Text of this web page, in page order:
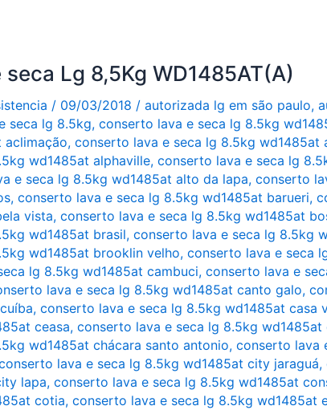
Lg 8,5Kg WD1485AT(A)
/ 09/03/2018 / autorizada lg em são paulo,
seca lg 8.5kg, conserto lava e seca lg 8.5kg
aclimação, conserto lava e seca lg 8.5kg wd1485at
wd1485at alphaville, conserto lava e seca lg
e seca lg 8.5kg wd1485at alto da lapa, conserto
, conserto lava e seca lg 8.5kg wd1485at barueri,
vista, conserto lava e seca lg 8.5kg wd1485at
wd1485at brasil, conserto lava e seca lg 8.5kg
wd1485at brooklin velho, conserto lava e seca
lg 8.5kg wd1485at cambuci, conserto lava e
lava e seca lg 8.5kg wd1485at canto galo,
, conserto lava e seca lg 8.5kg wd1485at casa
ceasa, conserto lava e seca lg 8.5kg wd1485at
wd1485at chácara santo antonio, conserto lava
lava e seca lg 8.5kg wd1485at city jaraguá,
lapa, conserto lava e seca lg 8.5kg wd1485at
cotia, conserto lava e seca lg 8.5kg wd1485at